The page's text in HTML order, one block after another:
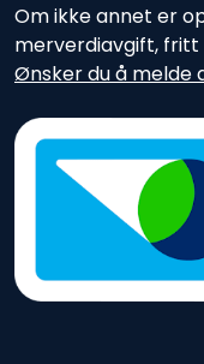
Om ikke annet er
merverdiavgift, fritt
Ønsker du å melde